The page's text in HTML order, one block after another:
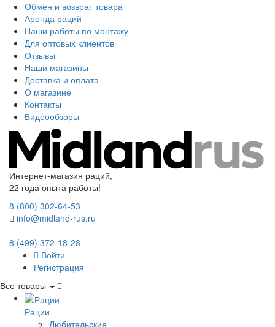
Обмен и возврат товара
Аренда раций
Наши работы по монтажу
Для оптовых клиентов
Отзывы
Наши магазины
Доставка и оплата
О магазине
Контакты
Видеообзоры
Интернет-магазин раций,
22 года опыта работы!
8 (800) 302-64-53
info@midland-rus.ru
8 (499) 372-18-28
Войти
Регистрация
Все товары
Рации
Любительские